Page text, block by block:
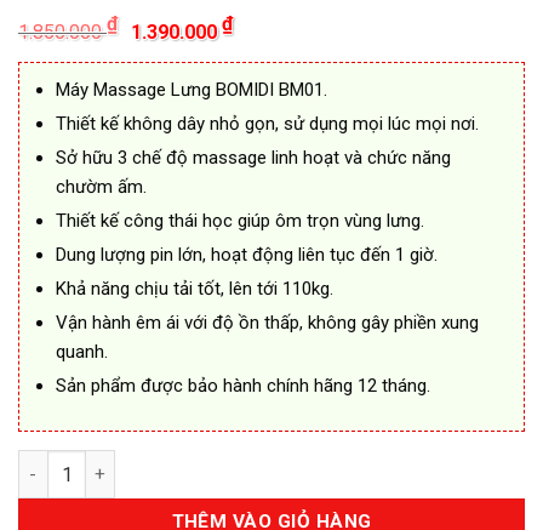
1.850.000₫
Giá
gốc
là:
1.850.000 ₫.
1.390.000₫Giá
hiện
tại
là:
1.390.000 ₫.
Máy Massage Lưng BOMIDI BM01.
Thiết kế không dây nhỏ gọn, sử dụng mọi lúc mọi nơi.
Sở hữu 3 chế độ massage linh hoạt và chức năng
chườm ấm.
Thiết kế công thái học giúp ôm trọn vùng lưng.
Dung lượng pin lớn, hoạt động liên tục đến 1 giờ.
Khả năng chịu tải tốt, lên tới 110kg.
Vận hành êm ái với độ ồn thấp, không gây phiền xung
quanh.
Sản phẩm được bảo hành chính hãng 12 tháng.
Máy Massage Lưng BOMIDI BM01 số lượng
THÊM VÀO GIỎ HÀNG